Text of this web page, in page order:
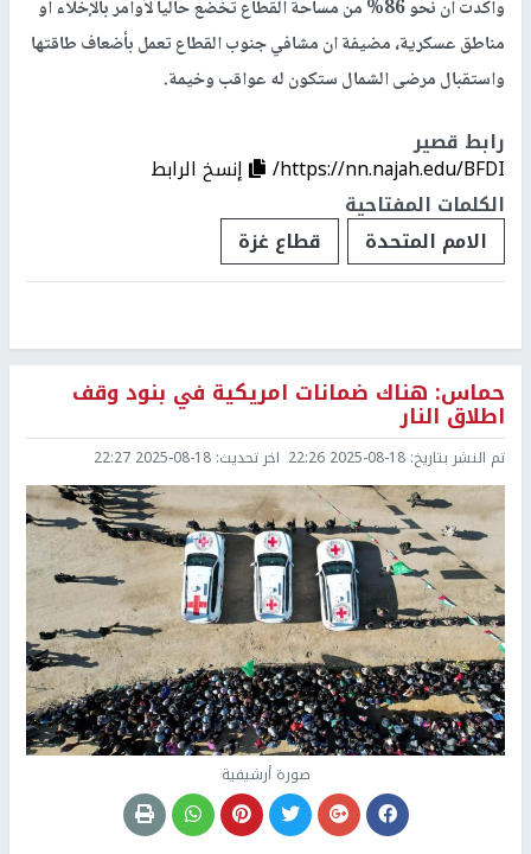
واكدت ان نحو 86% من مساحة القطاع تخضع حاليا لأوامر بالإخلاء أو
مناطق عسكرية، مضيفة ان مشافي جنوب القطاع تعمل بأضعاف طاقتها
واستقبال مرضى الشمال ستكون له عواقب وخيمة.
رابط قصير
https://nn.najah.edu/BFDI/
إنسخ الرابط
الكلمات المفتاحية
الامم المتحدة
قطاع غزة
حماس: هناك ضمانات امريكية في بنود وقف
اطلاق النار
تم النشر بتاريخ: 2025-08-18 22:26 اخر تحديث: 2025-08-18 22:27
صورة أرشيفية